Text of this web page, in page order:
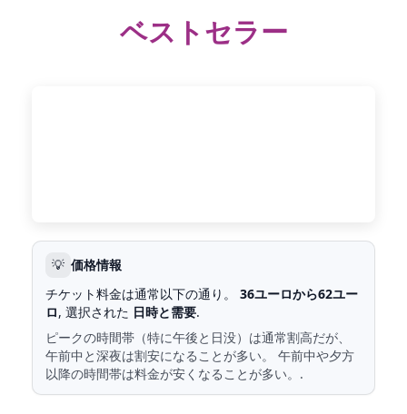
ベストセラー
💡 価格情報
チケット料金は通常以下の通り。 36ユーロから62ユー
ロ, 選択された 日時と需要.
ピークの時間帯（特に午後と日没）は通常割高だが、
午前中と深夜は割安になることが多い。 午前中や夕方
以降の時間帯は料金が安くなることが多い。.